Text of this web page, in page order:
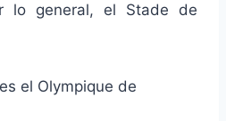
lo general, el Stade de
el Olympique de